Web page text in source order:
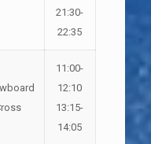
21:30-
22:35
11:00-
12:10
13:15-
14:05